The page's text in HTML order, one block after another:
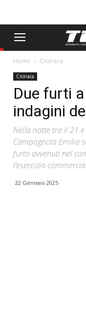
Home Cronaca
Cronaca
Due furti
indagini
Nella notte tra il 21
Campagnola Emilia
furto avvenuti nel
l’esercizio
22 Gennaio 2025